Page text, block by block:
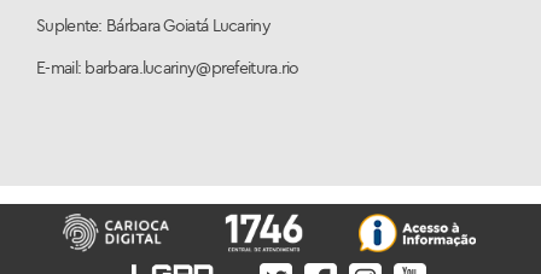
Suplente: Bárbara Goiatá Lucariny
E-mail: barbara.lucariny@prefeitura.rio